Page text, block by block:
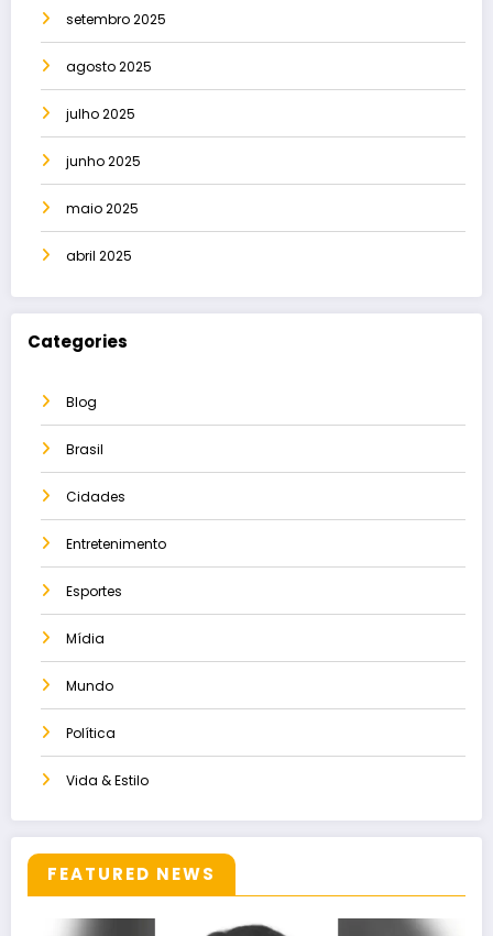
setembro 2025
agosto 2025
julho 2025
junho 2025
maio 2025
abril 2025
Categories
Blog
Brasil
Cidades
Entretenimento
Esportes
Mídia
Mundo
Política
Vida & Estilo
FEATURED NEWS